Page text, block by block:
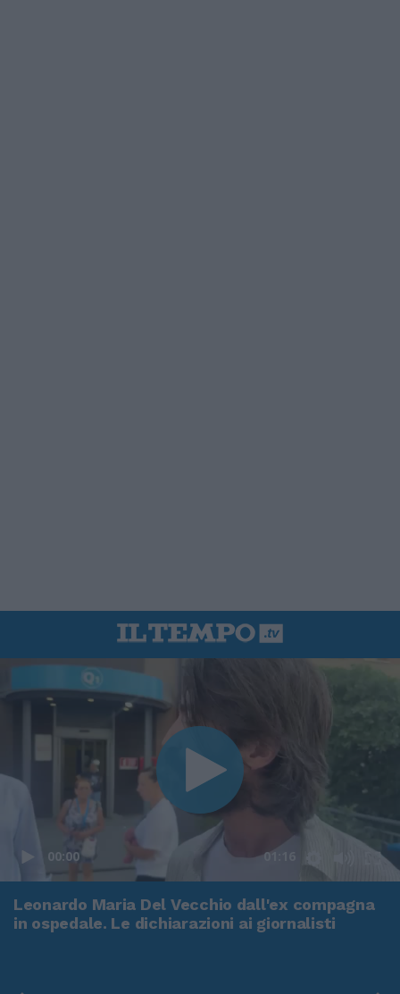
00:00 01:16
Leonardo Maria Del Vecchio dall'ex compagna
in ospedale. Le dichiarazioni ai giornalisti